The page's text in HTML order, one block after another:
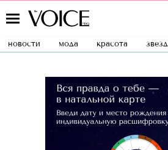
новости мода красота